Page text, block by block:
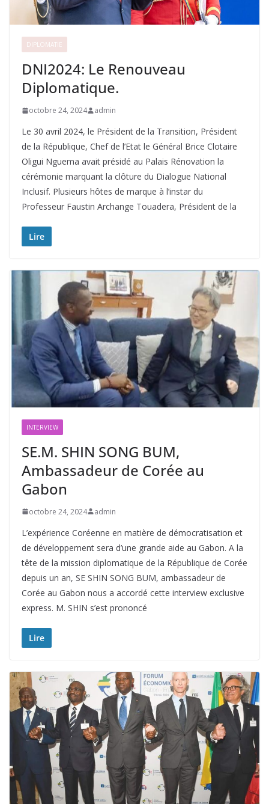
DIPLOMATIE
DNI2024: Le Renouveau
Diplomatique.
octobre 24, 2024 admin
Le 30 avril 2024, le Président de la Transition, Président
de la République, Chef de l’Etat le Général Brice Clotaire
Oligui Nguema avait présidé au Palais Rénovation la
cérémonie marquant la clôture du Dialogue National
Inclusif. Plusieurs hôtes de marque à l’instar du
Professeur Faustin Archange Touadera, Président de la
Lire
INTERVIEW
SE.M. SHIN SONG BUM,
Ambassadeur de Corée au
Gabon
octobre 24, 2024 admin
L’expérience Coréenne en matière de démocratisation et
de développement sera d’une grande aide au Gabon. A la
tête de la mission diplomatique de la République de Corée
depuis un an, SE SHIN SONG BUM, ambassadeur de
Corée au Gabon nous a accordé cette interview exclusive
express. M. SHIN s’est prononcé
Lire